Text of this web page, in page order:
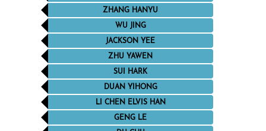
ZHANG HANYU
WU JING
JACKSON YEE
ZHU YAWEN
SUI HARK
DUAN YIHONG
LI CHEN ELVIS HAN
GENG LE